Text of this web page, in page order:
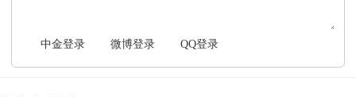
中金登录 微博登录 QQ登录